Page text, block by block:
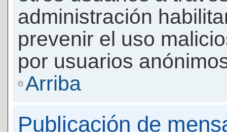
administración
prevenir el uso
por usuarios
Arriba
Publicación de